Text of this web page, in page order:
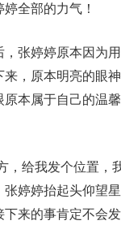
全部的力气！
张婷婷原本因为
，原本明亮的眼
本属于自己的温
，给我发个位置，
婷婷抬起头仰望
来的事肯定不会